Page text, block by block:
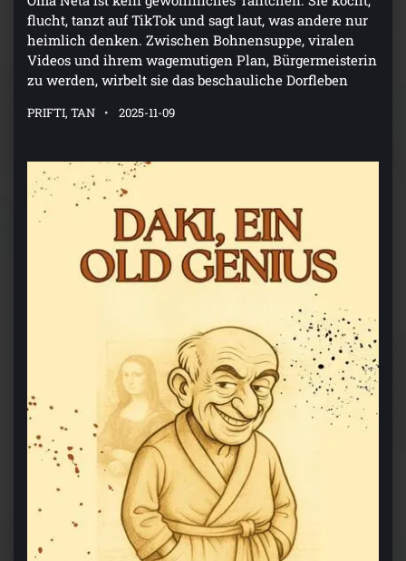
flucht, tanzt auf TikTok und sagt laut, was andere nur
heimlich denken. Zwischen Bohnensuppe, viralen
Videos und ihrem wagemutigen Plan, Bürgermeisterin
zu werden, wirbelt sie das beschauliche Dorfleben
PRIFTI, TAN 2025-11-09